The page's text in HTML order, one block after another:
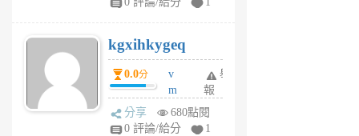
6
個
月
前
kgxihkygeq
0.0分
v
m
sg
sr
舉
報
分享
680點閱
0 評論/給分
1